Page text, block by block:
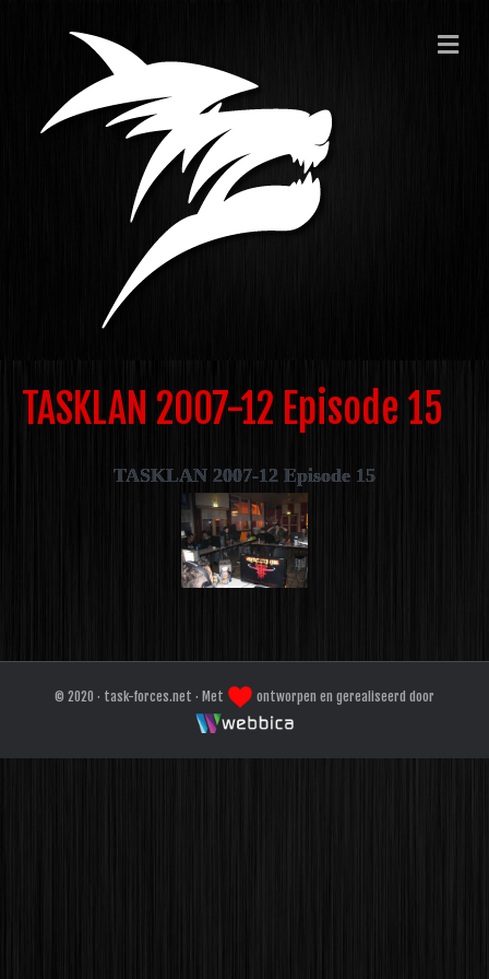
TASKLAN 2007-12 Episode 15
TASKLAN 2007-12 Episode 15
© 2020 · task-forces.net · Met ontworpen en gerealiseerd door